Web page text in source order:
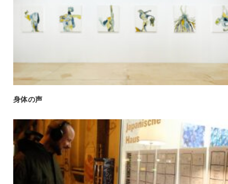
身体の声